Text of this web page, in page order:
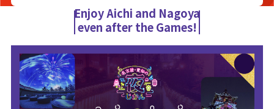
Enjoy Aichi and Nagoya
even after the Games!